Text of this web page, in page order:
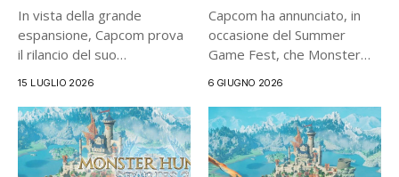
In vista della grande
espansione, Capcom prova
il rilancio del suo
15 LUGLIO 2026
Capcom ha annunciato, in
occasione del Summer
Game Fest, che Monster
6 GIUGNO 2026